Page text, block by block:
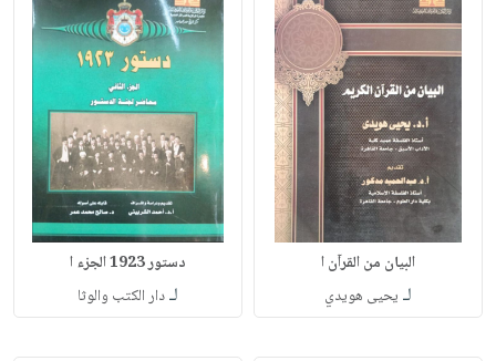
البيان من القرآن ا
لـ يحيى هويدي
دستور 1923 الجزء ا
لـدار الكتب والوثا